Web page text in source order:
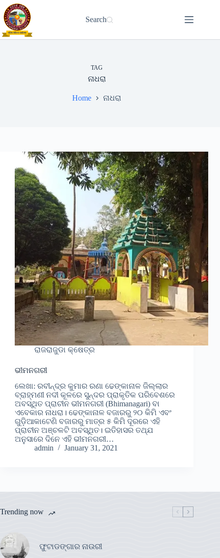
Skip
to
content
Search
TAG
ନାଧରା
Home ନାଧରା
ରାଜରାଜୁଡା କ୍ଷେତ୍ର
ଭୀମନଗରୀ
ଲେଖା: ରବୀନ୍ଦ୍ର କୁମାର ରଣା ଢେଙ୍କାନାଳ ଜିଲ୍ଲାର
ବ୍ରାହ୍ମଣୀ ନଦୀ କୂଳରେ ସୁନ୍ଦର ପ୍ରାକୃତିକ ପରିବେଶରେ
ଅବସ୍ଥିତ ପ୍ରାଚୀନ ଭୀମନଗରୀ (Bhimanagari) ବା
ଏବେକାର ନାଧରା। ଢେଙ୍କାନାଳ ବଜାରରୁ ୨୦ କିମି ଏବଂ
ଗୁଡ଼ିଆକାଟେଣି ବଜାରରୁ ମାତ୍ର ୫ କିମି ଦୂରରେ ଏହି
ପ୍ରାଚୀନ ଅଞ୍ଚଳଟି ଅବସ୍ଥିତ। ଇତିହାସର ତଥ୍ଯ
ଅନୁସାରେ ଦିନେ ଏହି ଭୀମନଗରୀ…
admin
January 31, 2021
Trending now
ଫୁଟାଡଙ୍ଗାର ନାଉରୀ